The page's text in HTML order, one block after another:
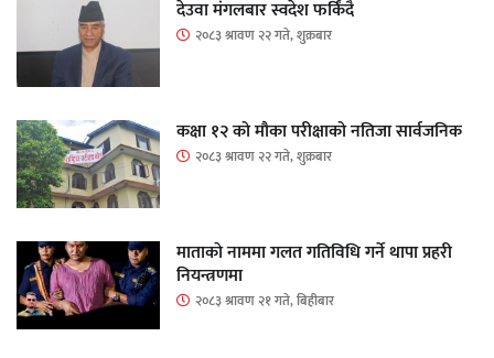
देउवा मंगलबार स्वदेश फर्किंदै
२०८३ श्रावण २२ गते, शुक्रबार
कक्षा १२ को मौका परीक्षाको नतिजा सार्वजनिक
२०८३ श्रावण २२ गते, शुक्रबार
माताकाे नाममा गलत गतिविधि गर्ने थापा प्रहरी
नियन्त्रणमा
२०८३ श्रावण २१ गते, बिहीबार